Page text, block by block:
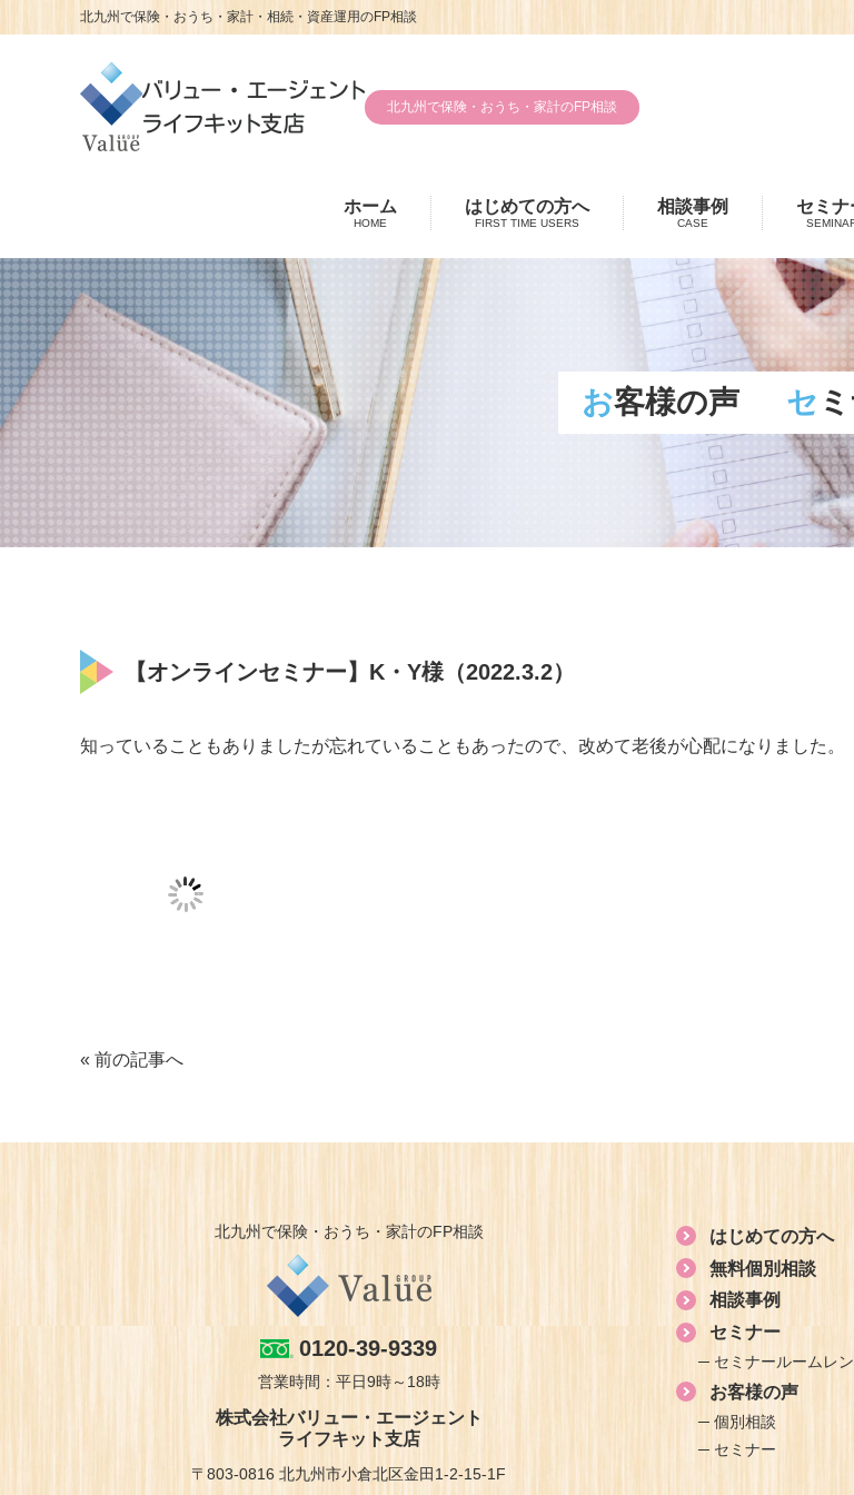
北九州で保険・おうち・家計・相続・資産運用のFP相談
北九州で保険・おうち・家計のFP相談
ホーム
HOME
はじめての方へ
FIRST TIME USERS
相談事例
CASE
セミナ
お客様の声 セ
【オンラインセミナー】K・Y様（2022.3.2）
知っていることもありましたが忘れていることもあったので、改めて老後が心配になりました。
« 前の記事へ
北九州で保険・おうち・家計のFP相談
0120-39-9339
営業時間：平日9時～18時
株式会社バリュー・エージェント
ライフキット支店
〒803-0816 北九州市小倉北区金田1-2-15-1F
はじめての方へ
無料個別相談
相談事例
セミナー
セミナールームレ
お客様の声
個別相談
セミナー